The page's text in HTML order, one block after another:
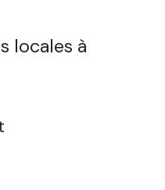
locales à